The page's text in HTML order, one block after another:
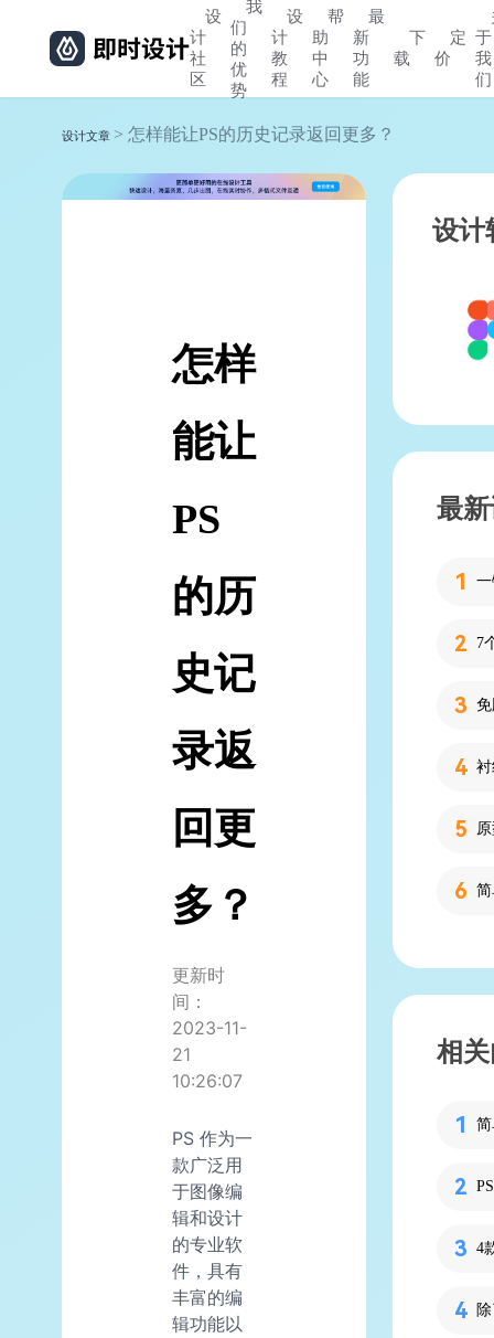
设
计
社
区
我
们
的
优
势
设
计
教
程
帮
助
中
心
最
新
功
能
下
载
定
价
于
我
们
设计文章 > 怎样能让PS的历史记录返回更多？
怎样
能让
PS
的历
史记
录返
回更
多？
更新时
间：
2023-11-
21
10:26:07
PS 作为一
款广泛用
于图像编
辑和设计
的专业软
件，具有
丰富的编
辑功能以
设计
最
7
相
4